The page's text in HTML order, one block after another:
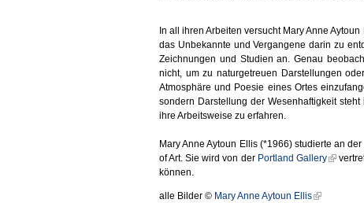
In all ihren Arbeiten versucht Mary Anne
das Unbekannte und Vergangene darin zu
Zeichnungen und Studien an. Genau
nicht, um zu naturgetreuen Darstellungen
Atmosphäre und Poesie eines Ortes
sondern Darstellung der Wesenhaftigkeit
ihre Arbeitsweise zu erfahren.
Mary Anne Aytoun Ellis (*1966) studierte an
of Art. Sie wird von der Portland Gallery
können.
alle Bilder © Mary Anne Aytoun Ellis